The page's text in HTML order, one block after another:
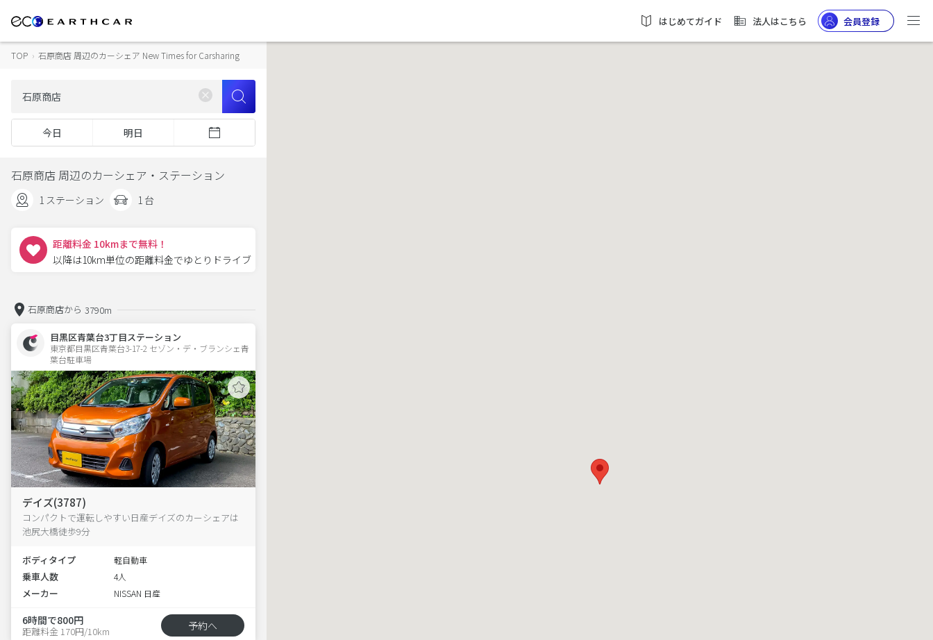
はじめてガイド 法人はこちら 会員登録
TOP › 石原商店 周辺のカーシェア New Times for Carsharing
今日 明日
石原商店 周辺のカーシェア・ステーション
1 ステーション 1 台
距離料金 10kmまで無料！
以降は10km単位の距離料金でゆとりドライブ
石原商店から 3790m
目黒区青葉台3丁目ステーション
東京都目黒区青葉台3-17-2 セゾン・デ・ブランシェ青
葉台駐車場
デイズ(3787)
コンパクトで運転しやすい日産デイズのカーシェアは
池尻大橋徒歩9分
ボディタイプ 軽自動車
乗車人数 4人
メーカー NISSAN 日産
6時間で800円
距離料金 170円/10km 予約へ